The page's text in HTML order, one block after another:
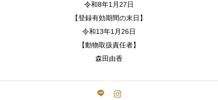
令和8年1月27日
【登録有効期間の末日】
令和13年1月26日
【動物取扱責任者】
森田由香